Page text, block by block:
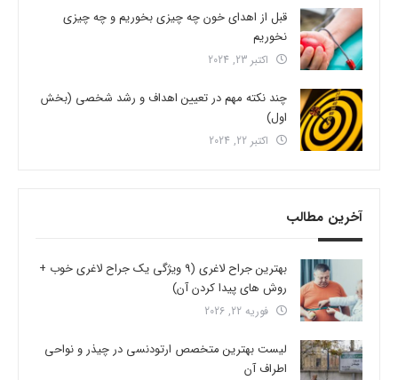
قبل از اهدای خون چه چیزی بخوریم و چه چیزی
نخوریم
اکتبر 23, 2024
چند نکته مهم در تعیین اهداف و رشد شخصی (بخش
اول)
اکتبر 22, 2024
آخرین مطالب
بهترین جراح لاغری (9 ویژگی یک جراح لاغری خوب +
روش های پیدا کردن آن)
فوریه 22, 2026
لیست بهترین متخصص ارتودنسی در چیذر و نواحی
اطراف آن